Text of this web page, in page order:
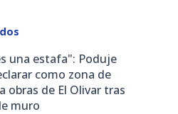
una estafa": Poduje
como zona de
obras de El Olivar tras
muro